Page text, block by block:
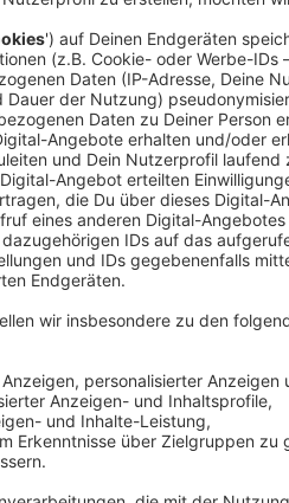
Anzeige
Zahlreiche Apotheken in
teilnehmenden Apotheken können
gegen Grippe und Corona impfen
Lippe mitteilten. Das Angebot in
sein, hieß es.
Anzeige
Anzeige
Am besten schaut man in den
Nacht des Impfens" mitmachen.